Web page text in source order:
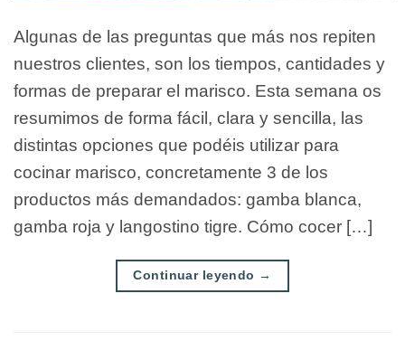
Algunas de las preguntas que más nos repiten
nuestros clientes, son los tiempos, cantidades y
formas de preparar el marisco. Esta semana os
resumimos de forma fácil, clara y sencilla, las
distintas opciones que podéis utilizar para
cocinar marisco, concretamente 3 de los
productos más demandados: gamba blanca,
gamba roja y langostino tigre. Cómo cocer […]
Continuar leyendo →